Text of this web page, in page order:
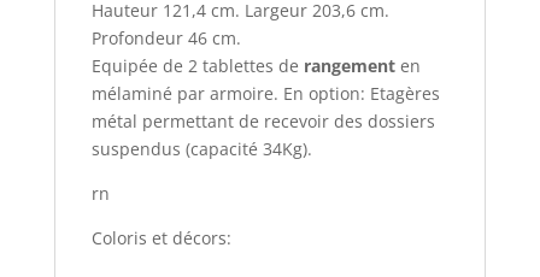
Hauteur 121,4 cm. Largeur 203,6 cm.
Profondeur 46 cm.
Equipée de 2 tablettes de rangementen
mélaminé par armoire. En option: Etagères
métal permettant de recevoir des dossiers
suspendus (capacité 34Kg).
rn
Coloris et décors: